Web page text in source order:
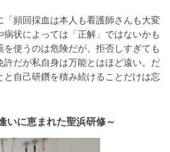
頻回採血は本人も看護師さんも大変
状によっては「正解」ではないかも
使うのは危険だが、拒否しすぎても
だが私自身は万能とはほど遠い。だ
自己研鑽を積み続けることだけは忘
に恵まれた聖浜研修～